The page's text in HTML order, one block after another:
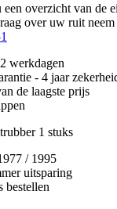
overzicht van de
over uw ruit
werkdagen
- 4 jaar
de laagste prijs
1 stuks
/ 1995
uitsparing
bestellen